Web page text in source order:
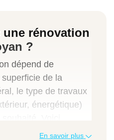
rénovation
?
dépend de
de la
le type de travaux
énergétique)
prix indicatives pour
En savoir plus